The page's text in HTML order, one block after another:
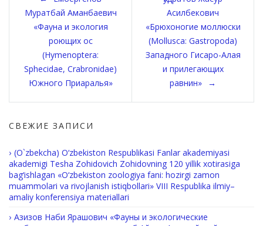
по
записям
Муратбай Аманбаевич
«Фауна и экология
роющих ос
(Hymenoptera:
Sphecidae, Crabronidae)
Южного Приаралья»
Асилбекович
«Брюхоногие моллюски
(Mollusca: Gastropoda)
Западного Гисаро-Алая
и прилегающих
равнин»
СВЕЖИЕ ЗАПИСИ
(O`zbekcha) O‘zbekiston Respublikasi Fanlar akademiyasi
akademigi Tesha Zohidovich Zohidovning 120 yillik xotirasiga
bag‘ishlagan «O‘zbekiston zoologiya fani: hozirgi zamon
muammolari va rivojlanish istiqbollari» VIII Respublika ilmiy–
amaliy konferensiya materiallari
Азизов Наби Ярашович «Фауны и экологические